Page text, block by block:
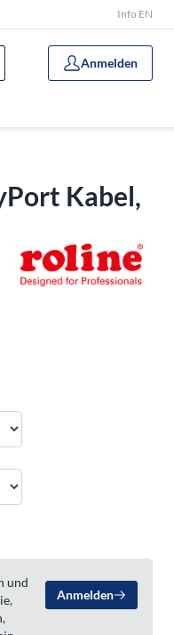
Info EN
Anmelden
Kabel,
und
Anmelden